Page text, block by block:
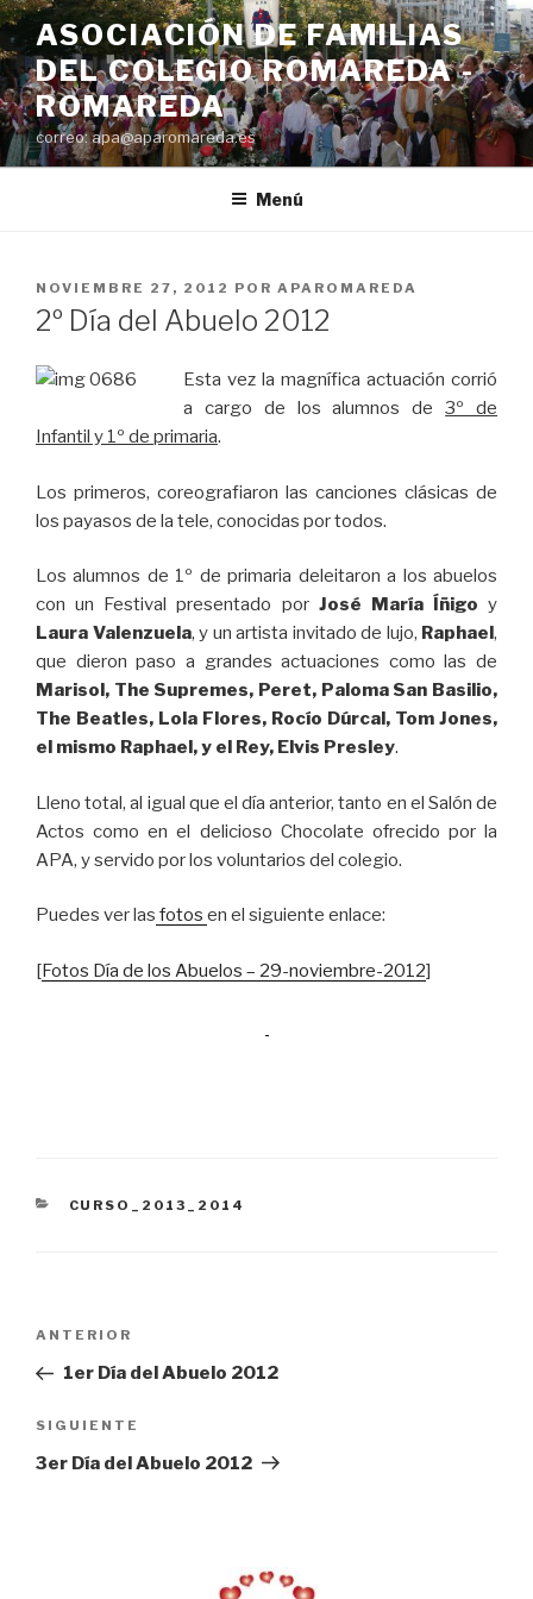
Saltar
al
contenido
ASOCIACIÓN DE FAMILIAS
DEL COLEGIO ROMAREDA -
ROMAREDA
correo: apa@aparomareda.es
Menú
PUBLICADO
EL
NOVIEMBRE 27, 2012 POR APAROMAREDA
2º Día del Abuelo 2012
Esta vez la magnífica actuación corrió
a cargo de los alumnos de3º de
Infantil y 1º de primaria.
Los primeros, coreografiaron las canciones clásicas de
los payasos de la tele, conocidas por todos.
Los alumnos de 1º de primaria deleitaron a los abuelos
con un Festival presentado por José María Íñigo y
Laura Valenzuela, y un artista invitado de lujo, Raphael,
que dieron paso a grandes actuaciones como las de
Marisol, The Supremes, Peret, Paloma San Basilio,
The Beatles, Lola Flores, Rocío Dúrcal, Tom Jones,
el mismo Raphael, y el Rey, Elvis Presley.
Lleno total, al igual que el día anterior, tanto en el Salón de
Actos como en el delicioso Chocolate ofrecido por la
APA, y servido por los voluntarios del colegio.
Puedes ver las fotos en el siguiente enlace:
[Fotos Día de los Abuelos – 29-noviembre-2012]
CATEGORÍAS
CURSO_2013_2014
entradas
Entrada
anterior:
ANTERIOR
1er Día del Abuelo 2012
Siguiente
entrada
SIGUIENTE
3er Día del Abuelo 2012